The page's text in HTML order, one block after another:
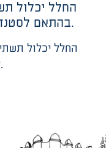
החלל יכלול
בהתאם לסטנדרטים של אגף התקשוב בעירייה.
החלל יכלול
לסטנדרטים של אגף התקשוב בעירייה.